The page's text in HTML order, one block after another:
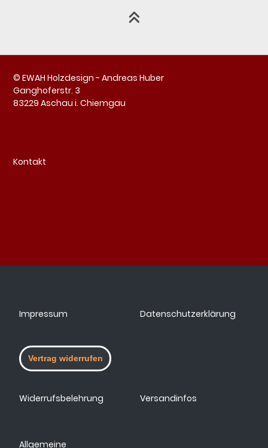
© EWAH Holzdesign - Andreas Huber
Ganghoferstr. 3
83229 Aschau i. Chiemgau
Kontakt
Impressum Datenschutzerklärung
Vertrag widerrufen
Widerrufsbelehrung Versandinfos
Allgemeine